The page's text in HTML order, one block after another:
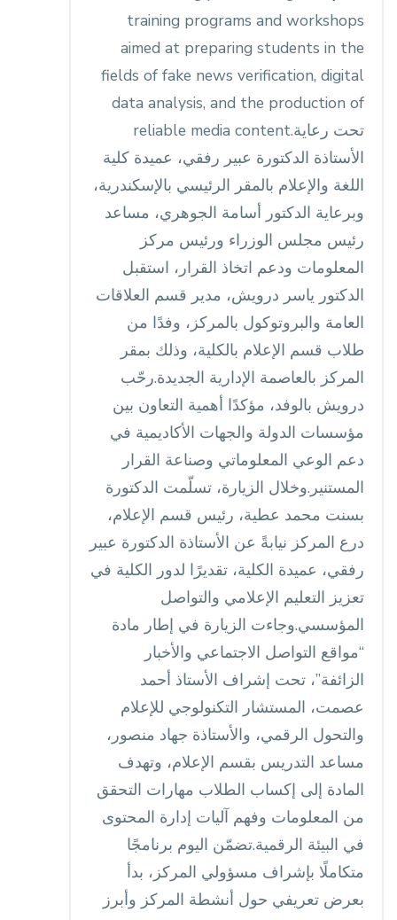
training programs and workshops
aimed at preparing students in the
fields of fake news verification, digital
data analysis, and the production of
reliable media content.تحت رعاية
الأستاذة الدكتورة عبير رفقي، عميدة كلية
اللغة والإعلام بالمقر الرئيسي بالإسكندرية،
وبرعاية الدكتور أسامة الجوهري، مساعد
رئيس مجلس الوزراء ورئيس مركز
المعلومات ودعم اتخاذ القرار، استقبل
الدكتور ياسر درويش، مدير قسم العلاقات
العامة والبروتوكول بالمركز، وفدًا من
طلاب قسم الإعلام بالكلية، وذلك بمقر
المركز بالعاصمة الإدارية الجديدة.رحّب
درويش بالوفد، مؤكدًا أهمية التعاون بين
مؤسسات الدولة والجهات الأكاديمية في
دعم الوعي المعلوماتي وصناعة القرار
المستنير.وخلال الزيارة، تسلّمت الدكتورة
بسنت محمد عطية، رئيس قسم الإعلام،
درع المركز نيابةً عن الأستاذة الدكتورة عبير
رفقي، عميدة الكلية، تقديرًا لدور الكلية في
تعزيز التعليم الإعلامي والتواصل
المؤسسي.وجاءت الزيارة في إطار مادة
“مواقع التواصل الاجتماعي والأخبار
الزائفة”، تحت إشراف الأستاذ أحمد
عصمت، المستشار التكنولوجي للإعلام
والتحول الرقمي، والأستاذة جهاد منصور،
مساعد التدريس بقسم الإعلام، وتهدف
المادة إلى إكساب الطلاب مهارات التحقق
من المعلومات وفهم آليات إدارة المحتوى
في البيئة الرقمية.تضمّن اليوم برنامجًا
متكاملًا بإشراف مسؤولي المركز، بدأ
بعرض تعريفي حول أنشطة المركز وأبرز